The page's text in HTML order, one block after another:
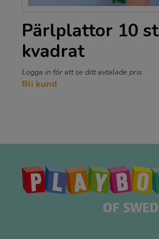
Pärlplattor 10 st
kvadrat
Logga in för att se ditt avtalade pris
Bli kund